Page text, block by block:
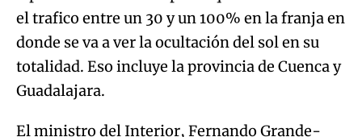
Guadalajara.
El ministro del Interior, Fernando Grande-
Marlaska, ha presidido este jueves el Comité
Estatal de Coordinación y Dirección (CECOD)
por el primero de los tres eclipses del siglo